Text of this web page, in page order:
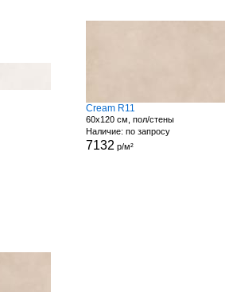
Cream R11
60x120 см, пол/стены
Наличие: по запросу
7132 р/м²